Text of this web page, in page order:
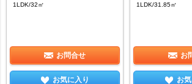
1LDK/32㎡
お問合せ
お気に入り
1LDK/31.85㎡
お
お